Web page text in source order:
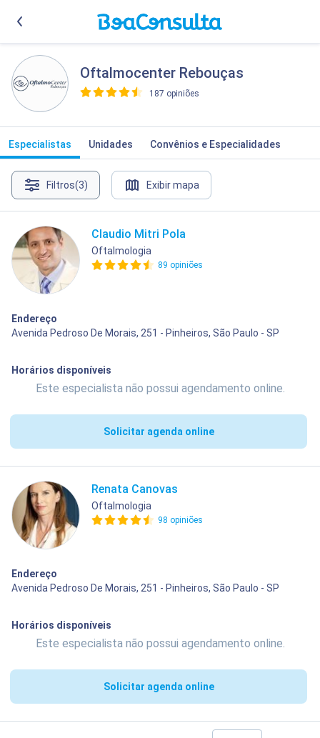
Oftalmocenter Rebouças
187 opiniões
Especialistas Unidades Convênios e Especialidades
Filtros(3) Exibir mapa
Claudio Mitri Pola
Oftalmologia
89 opiniões
Endereço
Avenida Pedroso De Morais, 251 - Pinheiros, São Paulo - SP
Horários disponíveis
Este especialista não possui agendamento online.
Solicitar agenda online
Renata Canovas
Oftalmologia
98 opiniões
Endereço
Avenida Pedroso De Morais, 251 - Pinheiros, São Paulo - SP
Horários disponíveis
Este especialista não possui agendamento online.
Solicitar agenda online